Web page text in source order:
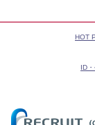
HOT
ID